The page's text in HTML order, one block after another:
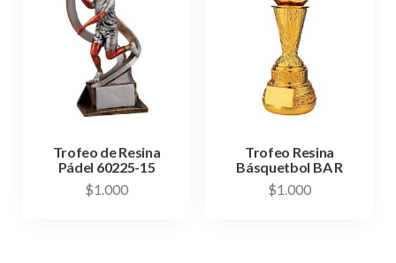
Trofeo de Resina
Pádel 60225-15
$1.000
Trofeo Resina
Básquetbol BA R
$1.000